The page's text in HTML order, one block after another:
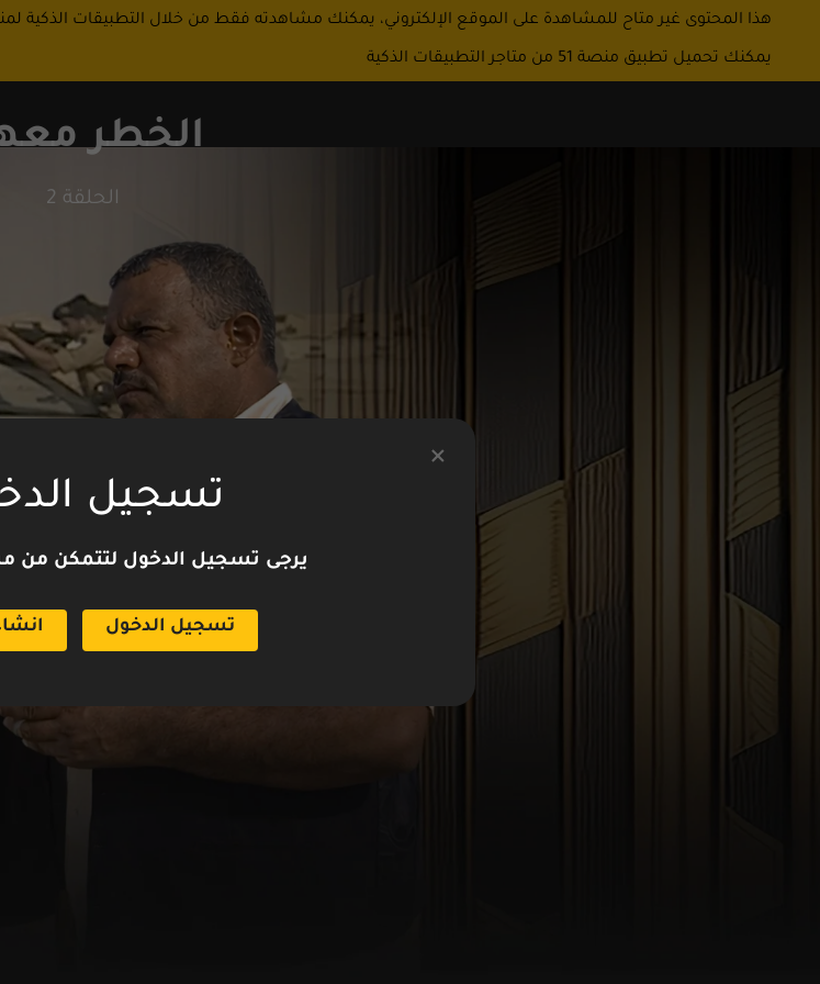
الخطر
الحلقة 2
هذا المحتوى غير متاح للمشاهدة على الموقع الإلكتروني، يمكنك مشاهدته فقط من خلال التطبيقات الذكية
يمكنك تحميل تطبيق منصة 51 من متاجر التطبيقات الذكية
تسجيل
يرجى تسجيل الدخول لتتمكن من
تسجيل الدخول